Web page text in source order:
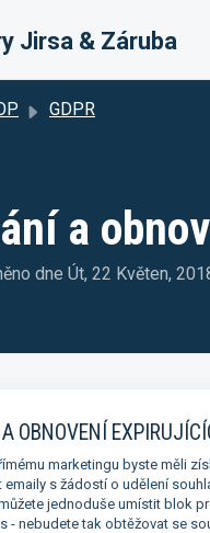
Jirsa & Záruba
GDPR
a
dne Út, 22 Květen,
OBNOVENÍ
marketingu byste měli
s žádostí o udělení
jednoduše umístit blok
- nebudete tak obtěžovat se